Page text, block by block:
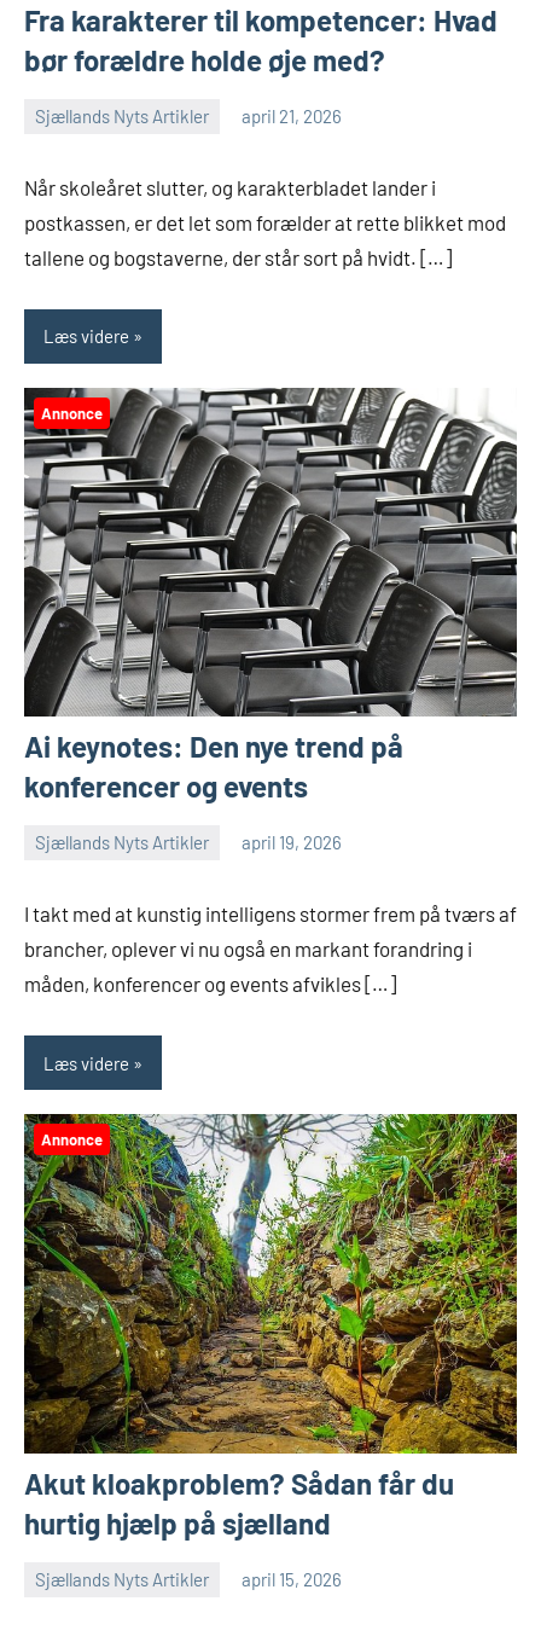
Fra karakterer til kompetencer: Hvad
bør forældre holde øje med?
Sjællands Nyts Artikler april 21, 2026
Når skoleåret slutter, og karakterbladet lander i
postkassen, er det let som forælder at rette blikket mod
tallene og bogstaverne, der står sort på hvidt. […]
Læs videre
Annonce
Ai keynotes: Den nye trend på
konferencer og events
Sjællands Nyts Artikler april 19, 2026
I takt med at kunstig intelligens stormer frem på tværs af
brancher, oplever vi nu også en markant forandring i
måden, konferencer og events afvikles […]
Læs videre
Annonce
Akut kloakproblem? Sådan får du
hurtig hjælp på sjælland
Sjællands Nyts Artikler april 15, 2026